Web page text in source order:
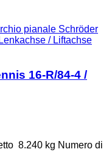
pianale Schröder
/ Liftachse
16-R/84-4 /
8.240 kg Numero di